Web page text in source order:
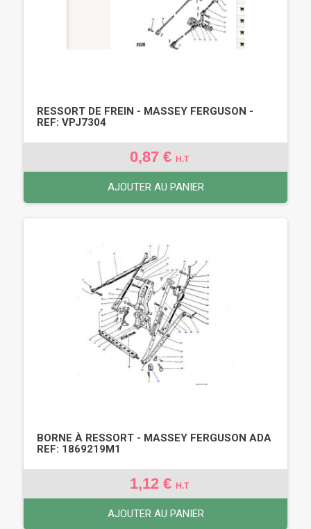
RESSORT DE FREIN - MASSEY FERGUSON -
REF: VPJ7304
0,87 € H.T
AJOUTER AU PANIER
BORNE À RESSORT - MASSEY FERGUSON ADA
REF: 1869219M1
1,12 € H.T
AJOUTER AU PANIER